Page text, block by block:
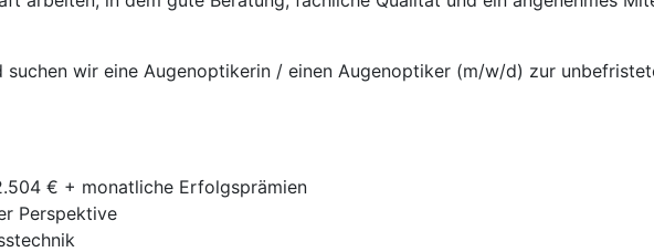
suchen wir eine Augenoptikerin / einen Augenoptiker (m/w/d) zur
€ + monatliche Erfolgsprämien
Perspektive